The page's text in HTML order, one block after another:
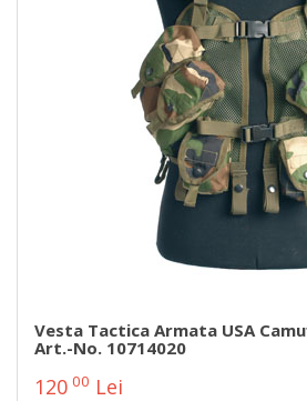
Vesta Tactica Armata USA
Art.-No. 10714020
120 00 Lei